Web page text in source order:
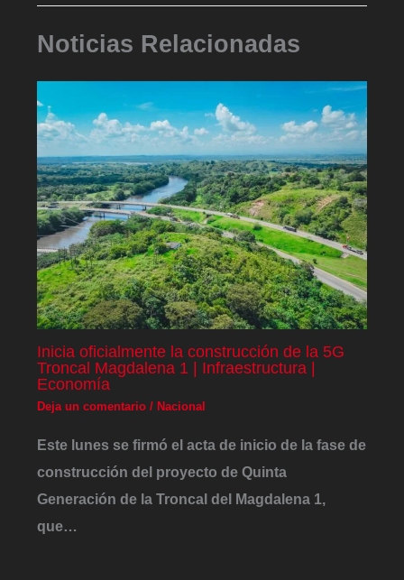
Noticias Relacionadas
Inicia oficialmente la construcción de la 5G
Troncal Magdalena 1 | Infraestructura |
Economía
Deja un comentario / Nacional
Este lunes se firmó el acta de inicio de la fase de
construcción del proyecto de Quinta
Generación de la Troncal del Magdalena 1,
que…